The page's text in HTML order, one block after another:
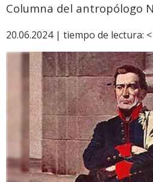
Columna del antropólogo
20.06.2024 | tiempo de lectura: